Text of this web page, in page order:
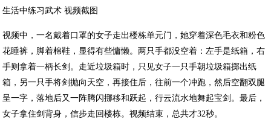
生活中练习武术 视频截图
视频中，一名戴着口罩的女子走出楼栋单元门，她穿着深色毛衣和粉色
花睡裤，脚着棉鞋，显得有些慵懒。两只手都没空着：左手是纸箱，右
手则拿着一柄长剑。走近垃圾箱时，只见女子一只手朝垃圾箱掷出纸
箱，另一只手将剑抛向天空，再接住后，往前一个冲跑，然后空翻双腿
呈一字，落地后又一阵腾闪挪移和跃起，行云流水地舞起宝剑。最后，
女子拿住剑背身，信步走回楼栋。视频结束，总共才32秒。